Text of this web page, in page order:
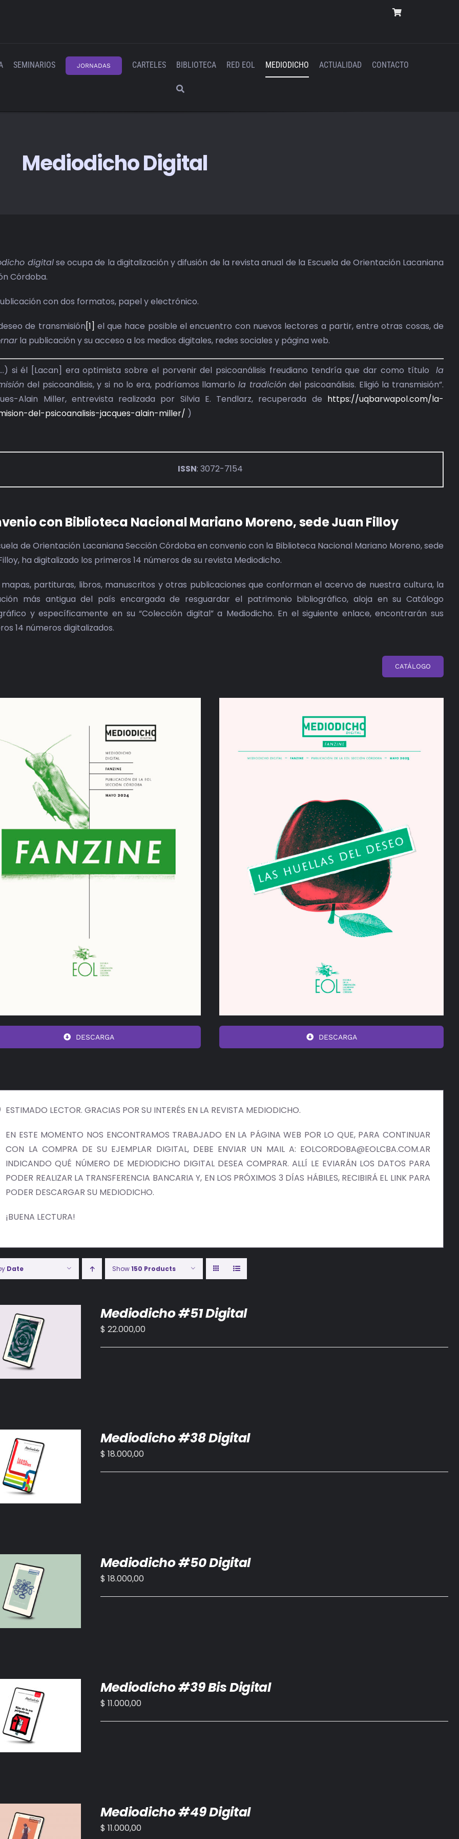
SEMINARIOS JORNADAS CARTELES BIBLIOTECA RED EOL MEDIODICHO ACTUALIDAD CONTACTO
Mediodicho Digital
digitalse ocupa de la digitalización y difusión de la revista anual de la Escuela de Orientación Lacaniana
Córdoba.
con dos formatos, papel y electrónico.
de transmisión[1] el que hace posible el encuentro con nuevos lectores a partir, entre otras cosas, de
la publicación y su acceso a los medios digitales, redes sociales y página web.
si él [Lacan] era optimista sobre el porvenir del psicoanálisis freudiano tendría que dar como títulola
del psicoanálisis, y si no lo era, podríamos llamarlola tradicióndel psicoanálisis. Eligió la transmisión”.
Alain Miller, entrevista realizada por Silvia E. Tendlarz, recuperada de https://uqbarwapol.com/la-
del-psicoanalisis-jacques-alain-miller/ )
ISSN: 3072-7154
con Biblioteca Nacional Mariano Moreno, sede Juan Filloy
de Orientación Lacaniana Sección Córdoba en convenio con la Biblioteca Nacional Mariano Moreno, sede
ha digitalizado los primeros 14 números de su revista Mediodicho.
partituras, libros, manuscritos y otras publicaciones que conforman el acervo de nuestra cultura, la
más antigua del país encargada de resguardar el patrimonio bibliográfico, aloja en su Catálogo
y específicamente en su “Colección digital” a Mediodicho. En el siguiente enlace, encontrarán sus
14 números digitalizados.
CATÁLOGO
DESCARGA DESCARGA
ESTIMADO LECTOR. GRACIAS POR SU INTERÉS EN LA REVISTA MEDIODICHO.
EN ESTE MOMENTO NOS ENCONTRAMOS TRABAJADO EN LA PÁGINA WEB POR LO QUE, PARA CONTINUAR
CON LA COMPRA DE SU EJEMPLAR DIGITAL, DEBE ENVIAR UN MAIL A: EOLCORDOBA@EOLCBA.COM.AR
INDICANDO QUÉ NÚMERO DE MEDIODICHO DIGITAL DESEA COMPRAR. ALLÍ LE EVIARÁN LOS DATOS PARA
PODER REALIZAR LA TRANSFERENCIA BANCARIA Y, EN LOS PRÓXIMOS 3 DÍAS HÁBILES, RECIBIRÁ EL LINK PARA
PODER DESCARGAR SU MEDIODICHO.
¡BUENA LECTURA!
Date Show150 Products
AL CARRITO
DETALLES
Mediodicho #51 Digital
$ 22.000,00
AL CARRITO
DETALLES
Mediodicho #38 Digital
$ 18.000,00
AL CARRITO
DETALLES
Mediodicho #50 Digital
$ 18.000,00
AL CARRITO
DETALLES
Mediodicho #39 Bis Digital
$ 11.000,00
AL CARRITO
Mediodicho #49 Digital
$ 11.000,00